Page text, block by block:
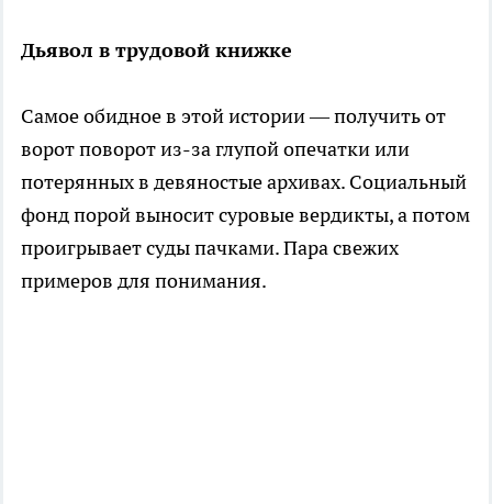
Дьявол в трудовой книжке
Самое обидное в этой истории — получить от
ворот поворот из-за глупой опечатки или
потерянных в девяностые архивах. Социальный
фонд порой выносит суровые вердикты, а потом
проигрывает суды пачками. Пара свежих
примеров для понимания.